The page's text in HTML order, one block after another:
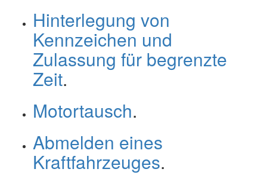
Hinterlegung von
Kennzeichen und
Zulassung für begrenzte
Zeit.
Motortausch.
Abmelden eines
Kraftfahrzeuges.